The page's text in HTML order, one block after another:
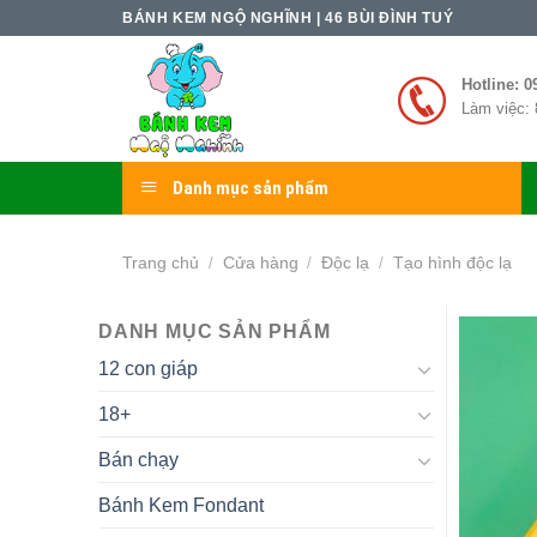
BÁNH KEM NGỘ NGHĨNH | 46 BÙI ĐÌNH TUÝ
Hotline:
Làm việc:
Danh mục sản phẩm
Trang chủ / Cửa hàng / Độc lạ / Tạo hình độc lạ
DANH MỤC SẢN PHẨM
12 con giáp
18+
Bán chạy
Bánh Kem Fondant